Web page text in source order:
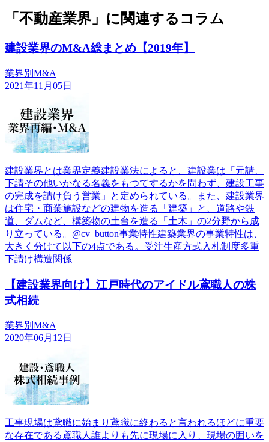
「不動産業界」に関連するコラム
建設業界のM&A総まとめ【2019年】
業界別M&A
2021年11月05日
建設業界とは業界定義建設業法によると、建設業は「元請、
下請その他いかなる名義をもつてするかを問わず、建設工事
の完成を請け負う営業」と定められている。また、建設業界
は住宅・商業施設などの建物を造る「建築」と、道路や鉄
道、ダムなど、構築物の土台を造る「土木」の2分野から成
り立っている。@cv_button事業特性建築業界の事業特性は、
大きく分けて以下の4点である。受注生産方式入札制度多重
下請け構造関係
【建設業界向け】江戸時代のアイドル鳶職人の株
式相続
業界別M&A
2020年06月12日
工事現場は鳶職に始まり鳶職に終わると言われるほどに重要
な存在である鳶職人誰よりも先に現場に入り、現場の囲いを